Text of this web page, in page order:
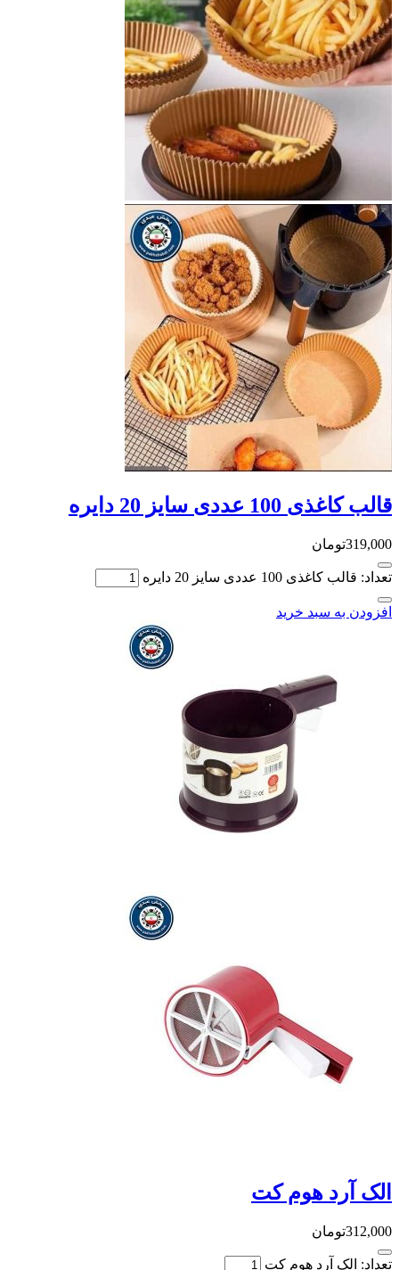
سایز 20 دایره
تومان
عددی سایز 20 دایره
سبد خرید
هوم کت
تومان
آرد هوم کت